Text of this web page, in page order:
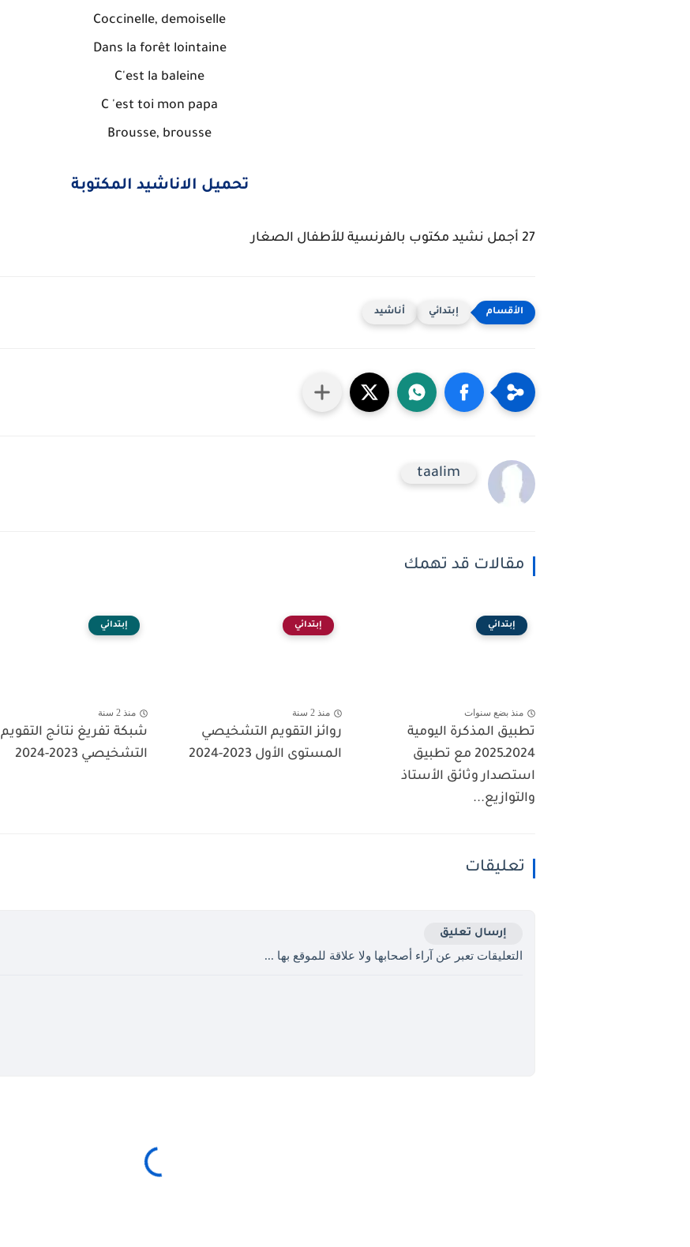
Coccinelle, demoiselle
Dans la forêt lointaine
C'est la baleine
C 'est toi mon papa
Brousse, brousse
تحميل الاناشيد المكتوبة
27 أجمل نشيد مكتوب بالفرنسية للأطفال الصغار
إبتدائي أناشيد
taalim
مقالات قد تهمك
إبتدائي
منذ بضع سنوات
تطبيق المذكرة اليومية
2024ـ2025 مع تطبيق
استصدار وثائق الأستاذ
والتوازيع...
إبتدائي
منذ 2 سنة
روائز التقويم التشخيصي
المستوى الأول 2023-2024
إبتدائي
منذ 2 سنة
شبكة تفريغ نتائج التقويم
التشخيصي 2023-2024
تعليقات
إرسال تعليق
التعليقات تعبر عن آراء أصحابها ولا علاقة للموقع بها ...